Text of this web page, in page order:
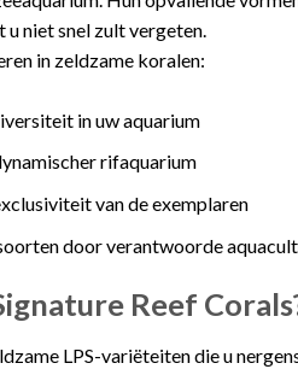
niet snel zult vergeten.
in zeldzame koralen:
in uw aquarium
rifaquarium
van de exemplaren
door verantwoorde
Reef
LPS-variëteiten die u